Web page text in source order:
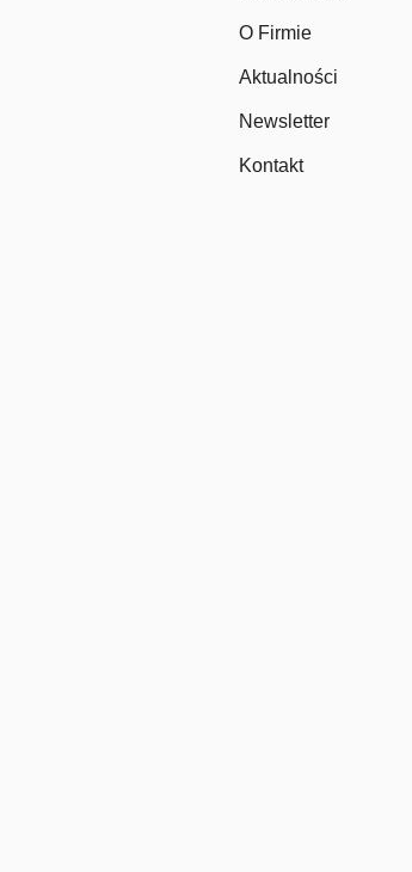
O Firmie
Aktualności
Newsletter
Kontakt